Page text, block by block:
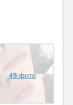
49 фото